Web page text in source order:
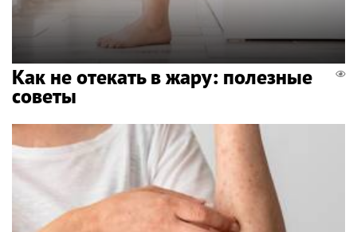
Как не отекать в жару: полезные
советы